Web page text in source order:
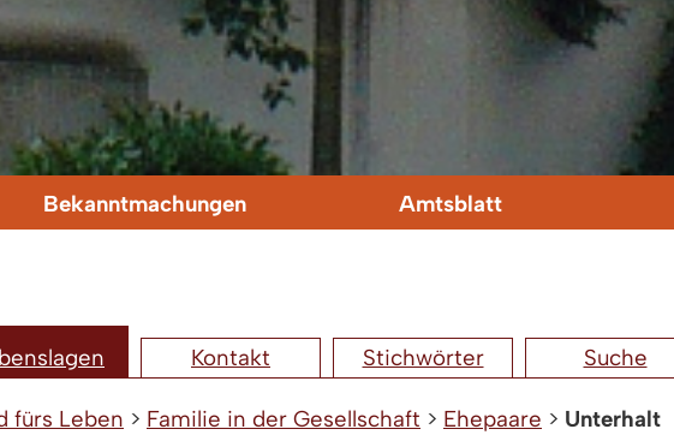
Bekanntmachungen Amtsblatt
Kontakt Stichwörter Suche
fürs Leben > Familie in der Gesellschaft > Ehepaare > Unterhalt